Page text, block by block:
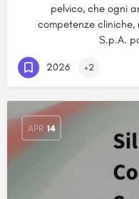
pelvico, che ogni
competenze
S.p.A.
2026 +2
APR 14